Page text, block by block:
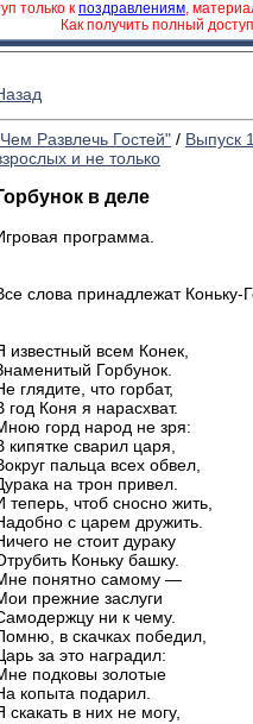
только к поздравлениям,
Как получить полный
Развлечь Гостей" / Выпуск
и не только
в деле
программа.
слова принадлежат Коньку-
известный всем Конек,
Горбунок.
глядите, что горбат,
год Коня я нарасхват.
горд народ не зря:
кипятке сварил царя,
пальца всех обвел,
на трон привел.
теперь, чтоб сносно жить,
с царем дружить.
не стоит дураку
Коньку башку.
понятно самому —
прежние заслуги
ни к чему.
в скачках победил,
за это наградил:
подковы золотые
копыта подарил.
скакать в них не могу,